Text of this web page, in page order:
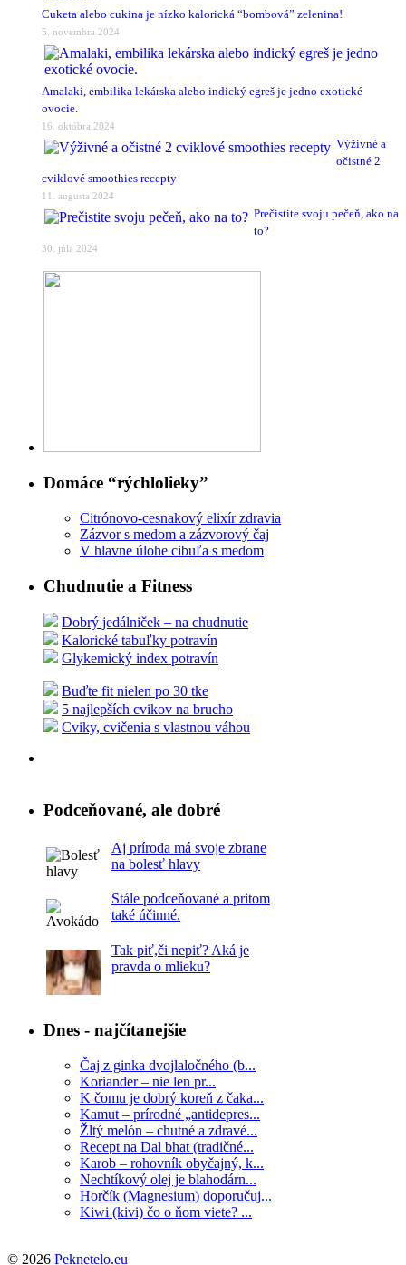
Cuketa alebo cukina je nízko kalorická “bombová” zelenina!
5. novembra 2024
Amalaki, embilika lekárska alebo indický egreš je jedno exotické
ovocie.
16. októbra 2024
Výživné a
očistné 2
cviklové smoothies recepty
11. augusta 2024
Prečistite svoju pečeň, ako na
to?
30. júla 2024
Domáce “rýchlolieky”
Citrónovo-cesnakový elixír zdravia
Zázvor s medom a zázvorový čaj
V hlavne úlohe cibuľa s medom
Chudnutie a Fitness
Dobrý jedálniček – na chudnutie
Kalorické tabuľky potravín
Glykemický index potravín
Buďte fit nielen po 30 tke
5 najlepších cvikov na brucho
Cviky, cvičenia s vlastnou váhou
Podceňované, ale dobré
Aj príroda má svoje zbrane
na bolesť hlavy
Stále podceňované a pritom
také účinné.
Tak piť,či nepiť? Aká je
pravda o mlieku?
Dnes - najčítanejšie
Čaj z ginka dvojlaločného (b...
Koriander – nie len pr...
K čomu je dobrý koreň z čaka...
Kamut – prírodné „antidepres...
Žltý melón – chutné a zdravé...
Recept na Dal bhat (tradičné...
Karob – rohovník obyčajný, k...
Nechtíkový olej je blahodárn...
Horčík (Magnesium) doporučuj...
Kiwi (kivi) čo o ňom viete? ...
© 2026 Peknetelo.eu